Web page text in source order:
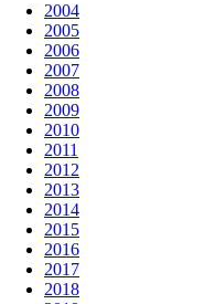
2004
2005
2006
2007
2008
2009
2010
2011
2012
2013
2014
2015
2016
2017
2018